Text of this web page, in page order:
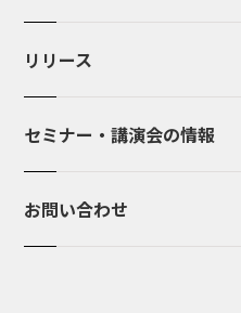
リリース
セミナー・講演会の情報
お問い合わせ